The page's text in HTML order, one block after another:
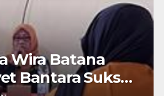
Wira Batana
Bantara Sukses